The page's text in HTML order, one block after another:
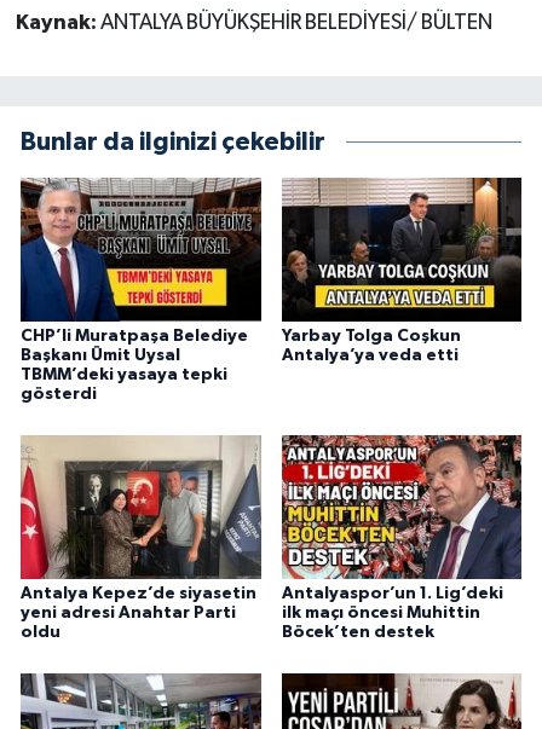
Kaynak: ANTALYA BÜYÜKŞEHİR BELEDİYESİ/ BÜLTEN
Bunlar da ilginizi çekebilir
CHP’li Muratpaşa Belediye
Başkanı Ümit Uysal
TBMM’deki yasaya tepki
gösterdi
Yarbay Tolga Coşkun
Antalya’ya veda etti
Antalya Kepez’de siyasetin
yeni adresi Anahtar Parti
oldu
Antalyaspor’un 1. Lig’deki
ilk maçı öncesi Muhittin
Böcek’ten destek